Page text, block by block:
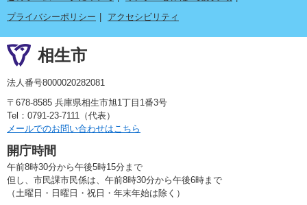
プライバシーポリシー
アクセシビリティ
相生市
法人番号8000020282081
〒678-8585 兵庫県相生市旭1丁目1番3号
Tel：0791-23-7111（代表）
メールでのお問い合わせはこちら
開庁時間
午前8時30分から午後5時15分まで
但し、市民課市民係は、午前8時30分から午後6時まで
（土曜日・日曜日・祝日・年末年始は除く）